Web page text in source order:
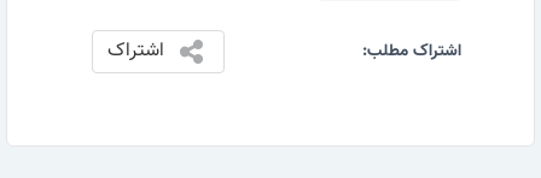
اشتراک مطلب: اشتراک